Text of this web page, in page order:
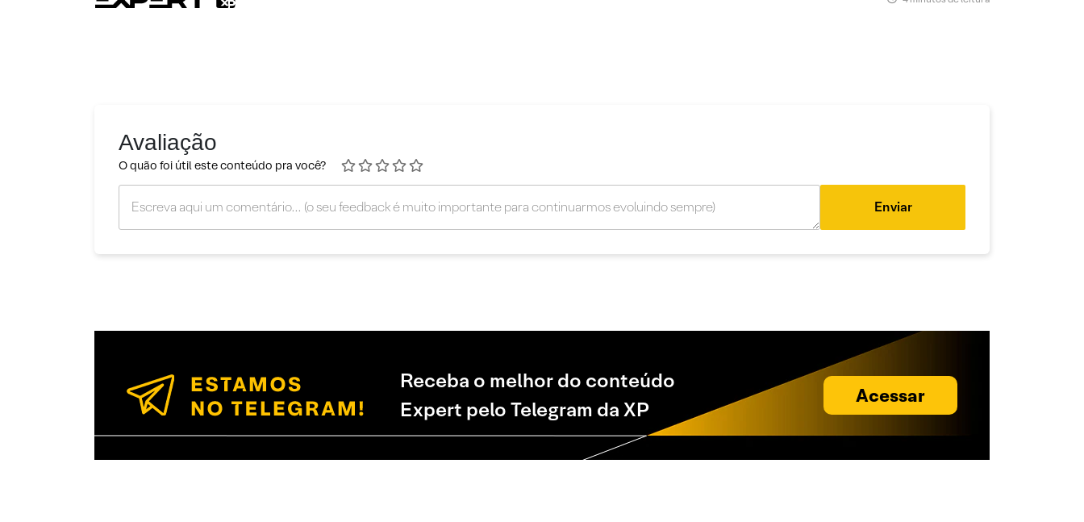
Avaliação
O quão foi útil este conteúdo pra você?
Enviar
Receba o melhor do conteúdo
Expert pelo Telegram da XP
Acessar